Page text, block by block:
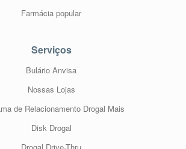
Farmácia popular
Serviços
Bulário Anvisa
Nossas Lojas
de Relacionamento Drogal Mais
Disk Drogal